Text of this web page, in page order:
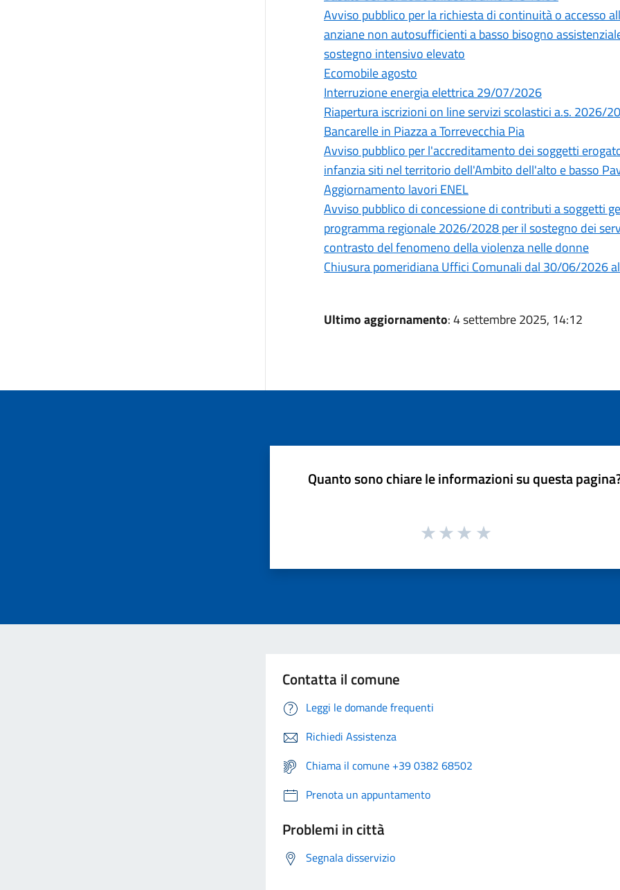
Avviso pubblico per la richiesta di continuità o accesso
anziane non autosufficienti a basso bisogno
sostegno intensivo elevato
Ecomobile agosto
Interruzione energia elettrica 29/07/2026
Riapertura iscrizioni on line servizi scolastici a.s. 2026/
Bancarelle in Piazza a Torrevecchia Pia
Avviso pubblico per l'accreditamento dei soggetti
infanzia siti nel territorio dell'Ambito dell'alto e basso
Aggiornamento lavori ENEL
Avviso pubblico di concessione di contributi a soggetti
programma regionale 2026/2028 per il sostegno dei
contrasto del fenomeno della violenza nelle donne
Chiusura pomeridiana Uffici Comunali dal 30/06/2026
Ultimo aggiornamento: 4 settembre 2025, 14:12
Quanto sono chiare le informazioni su questa
Contatta il comune
Leggi le domande frequenti
Richiedi Assistenza
Chiama il comune +39 0382 68502
Prenota un appuntamento
Problemi in città
Segnala disservizio